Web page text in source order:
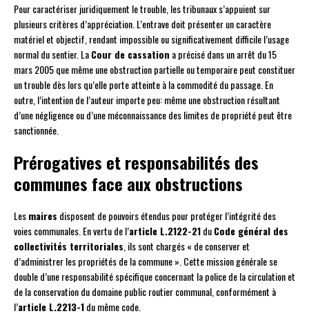
Pour caractériser juridiquement le trouble, les tribunaux s’appuient sur
plusieurs critères d’appréciation. L’entrave doit présenter un caractère
matériel et objectif, rendant impossible ou significativement difficile l’usage
normal du sentier. LaCour de cassation a précisé dans un arrêt du 15
mars 2005 que même une obstruction partielle ou temporaire peut constituer
un trouble dès lors qu’elle porte atteinte à la commodité du passage. En
outre, l’intention de l’auteur importe peu: même une obstruction résultant
d’une négligence ou d’une méconnaissance des limites de propriété peut être
sanctionnée.
Prérogatives et responsabilités des
communes face aux obstructions
Lesmaires disposent de pouvoirs étendus pour protéger l’intégrité des
voies communales. En vertu de l’article L.2122-21duCode général des
collectivités territoriales , ils sont chargés « de conserver et
d’administrer les propriétés de la commune ». Cette mission générale se
double d’une responsabilité spécifique concernant la police de la circulation et
de la conservation du domaine public routier communal, conformément à
l’article L.2213-1du même code.